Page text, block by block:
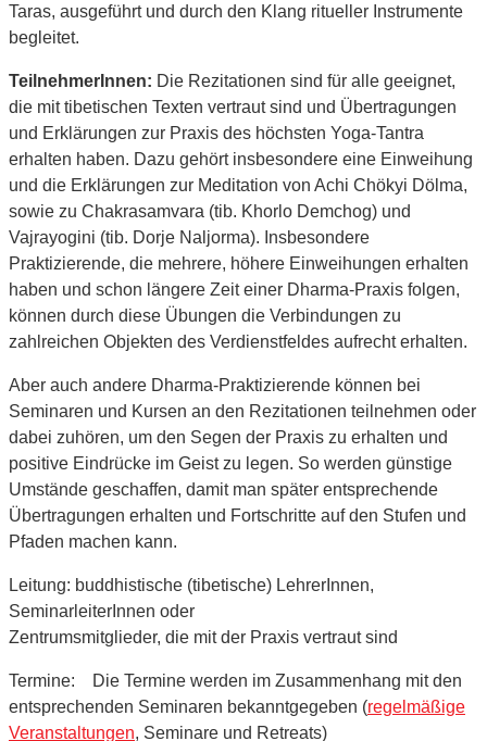
Taras, ausgeführt und durch den Klang ritueller Instrumente
begleitet.
TeilnehmerInnen: Die Rezitationen sind für alle geeignet,
die mit tibetischen Texten vertraut sind und Übertragungen
und Erklärungen zur Praxis des höchsten Yoga-Tantra
erhalten haben. Dazu gehört insbesondere eine Einweihung
und die Erklärungen zur Meditation von Achi Chökyi Dölma,
sowie zu Chakrasamvara (tib. Khorlo Demchog) und
Vajrayogini (tib. Dorje Naljorma). Insbesondere
Praktizierende, die mehrere, höhere Einweihungen erhalten
haben und schon längere Zeit einer Dharma-Praxis folgen,
können durch diese Übungen die Verbindungen zu
zahlreichen Objekten des Verdienstfeldes aufrecht erhalten.
Aber auch andere Dharma-Praktizierende können bei
Seminaren und Kursen an den Rezitationen teilnehmen oder
dabei zuhören, um den Segen der Praxis zu erhalten und
positive Eindrücke im Geist zu legen. So werden günstige
Umstände geschaffen, damit man später entsprechende
Übertragungen erhalten und Fortschritte auf den Stufen und
Pfaden machen kann.
Leitung: buddhistische (tibetische) LehrerInnen,
SeminarleiterInnen oder
Zentrumsmitglieder, die mit der Praxis vertraut sind
Termine: Die Termine werden im Zusammenhang mit den
entsprechenden Seminaren bekanntgegeben (regelmäßige
Veranstaltungen, Seminare und Retreats)